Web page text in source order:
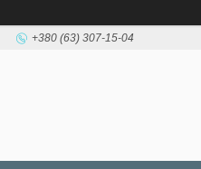
+380 (63) 307-15-04